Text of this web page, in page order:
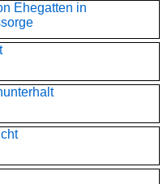
Ehegatten in